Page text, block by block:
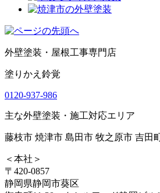
外壁塗装・屋根工事専門店
塗りかえ鈴覚
0120-937-986
主な外壁塗装・施工対応エリア
藤枝市 焼津市 島田市 牧之原市 吉田
＜本社＞
〒420-0857
静岡県静岡市葵区